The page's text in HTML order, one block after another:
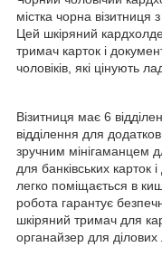
містка чорна візитниця
Цей шкіряний
тримач карток і
чоловіків, які цінують
Візитниця має 6
відділення для
зручним мінігаманцем
для банківських карток
легко поміщається в
робота гарантує
шкіряний тримач для
органайзер для ділових